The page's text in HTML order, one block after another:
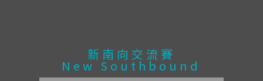
新南向交流賽
New Southbound